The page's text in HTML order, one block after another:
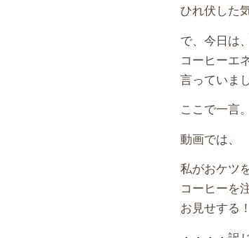
ひれ伏した
で、今日は
コーヒーエ
言っていま
ここで一言。
動画では、
私がおケツ
コーヒーを
お見せする